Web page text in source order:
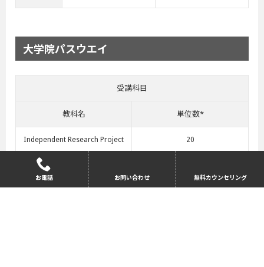
大学院パスウエイ
受講科目
教科名 単位数*
Independent Research Project 20
Research Skills
お電話 お問い合わせ 無料カウンセリング